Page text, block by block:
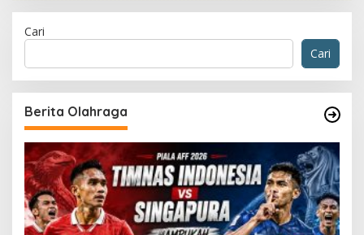
Cari
Cari
Berita Olahraga